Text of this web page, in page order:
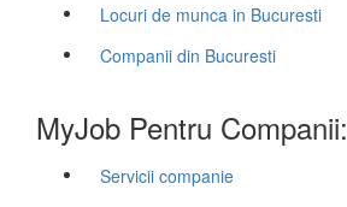
Locuri de munca in Bucuresti
Companii din Bucuresti
MyJob Pentru Companii:
Servicii companie